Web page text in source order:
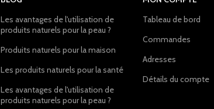
Les avantages de l'utilisation de
produits naturels pour la peau ?
Produits naturels pour la maison
Les produits naturels pour la santé
Les avantages de l'utilisation de
produits naturels pour la peau ?
Tableau de bord
Commandes
Adresses
Détails du compte